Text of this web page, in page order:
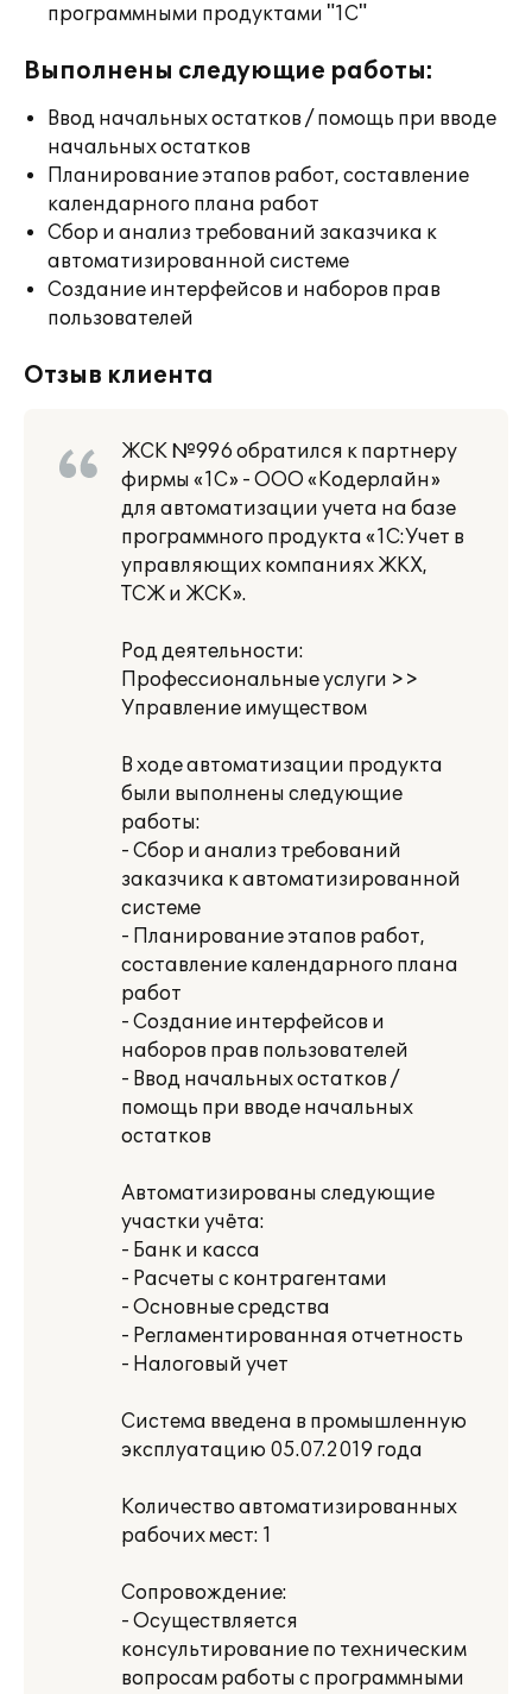
программными продуктами "1С"
Выполнены следующие работы:
Ввод начальных остатков / помощь при вводе
начальных остатков
Планирование этапов работ, составление
календарного плана работ
Сбор и анализ требований заказчика к
автоматизированной системе
Создание интерфейсов и наборов прав
пользователей
Отзыв клиента
ЖСК №996 обратился к партнеру
фирмы «1С» - ООО «Кодерлайн»
для автоматизации учета на базе
программного продукта «1С:Учет в
управляющих компаниях ЖКХ,
ТСЖ и ЖСК».
Род деятельности:
Профессиональные услуги >>
Управление имуществом
В ходе автоматизации продукта
были выполнены следующие
работы:
- Сбор и анализ требований
заказчика к автоматизированной
системе
- Планирование этапов работ,
составление календарного плана
работ
- Создание интерфейсов и
наборов прав пользователей
- Ввод начальных остатков /
помощь при вводе начальных
остатков
Автоматизированы следующие
участки учёта:
- Банк и касса
- Расчеты с контрагентами
- Основные средства
- Регламентированная отчетность
- Налоговый учет
Система введена в промышленную
эксплуатацию 05.07.2019 года
Количество автоматизированных
рабочих мест: 1
Сопровождение:
- Осуществляется
консультирование по техническим
вопросам работы с программными